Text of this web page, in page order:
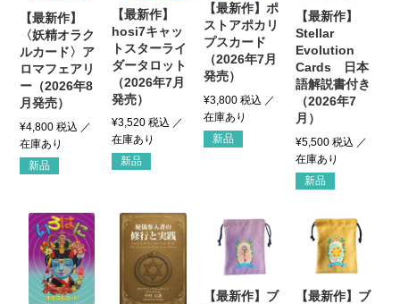
【最新作】
〈妖精オラク
ルカード〉ア
ロマフェアリ
ー（2026年8
月発売）
¥4,800 税込
新品
【最新作】
hosi7キャッ
トスターライ
ダータロット
（2026年7月
発売）
¥3,520 税込
新品
【最新作】ポ
ストアポカリ
プスカード
（2026年7月
発売）
¥3,800 税込
新品
【最新作】
Stellar
Evolution
Cards 日本
語解説書付き
（2026年7
月）
¥5,500税込
新品
【最新作】ブ
【最新作】ブ